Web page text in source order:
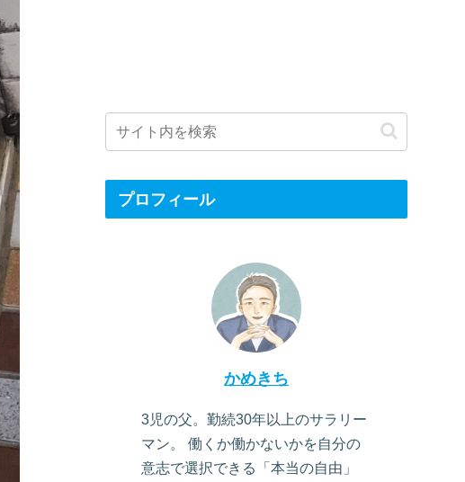
プロフィール
かめきち
3児の父。勤続30年以上のサラリー
マン。 働くか働かないかを自分の
意志で選択できる「本当の自由」